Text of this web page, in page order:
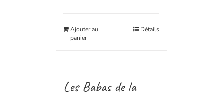
Ajouter au
panier
Détails
Les Babas de la